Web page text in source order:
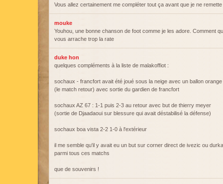
Vous allez certainement me compléter tout ça avant que je ne
mouke
Youhou, une bonne chanson de foot comme je les adore. Comment
vous arrache trop la rate
duke hon
quelques compléments à la liste de malakoffiot :
sochaux - francfort avait été joué sous la neige avec un ballon orange
(le match retour) avec sortie du gardien de francfort
sochaux AZ 67 : 1-1 puis 2-3 au retour avec but de thierry meyer
(sortie de Djaadaoui sur blessure qui avait déstabilisé la défense)
sochaux boa vista 2-2 1-0 à l'extérieur
il me semble qu'il y avait eu un but sur corner direct de ivezic ou
parmi tous ces matchs
que de souvenirs !